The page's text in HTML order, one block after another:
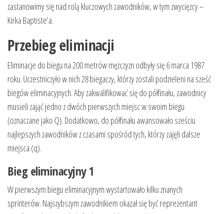
zastanowimy się nad rolą kluczowych zawodników, w tym zwycięzcy –
Kirka Baptiste’a.
Przebieg eliminacji
Eliminacje do biegu na 200 metrów mężczyzn odbyły się 6 marca 1987
roku. Uczestniczyło w nich 28 biegaczy, którzy zostali podzieleni na sześć
biegów eliminacyjnych. Aby zakwalifikować się do półfinału, zawodnicy
musieli zająć jedno z dwóch pierwszych miejsc w swoim biegu
(oznaczane jako Q). Dodatkowo, do półfinału awansowało sześciu
najlepszych zawodników z czasami spośród tych, którzy zajęli dalsze
miejsca (q).
Bieg eliminacyjny 1
W pierwszym biegu eliminacyjnym wystartowało kilku znanych
sprinterów. Najszybszym zawodnikiem okazał się być reprezentant